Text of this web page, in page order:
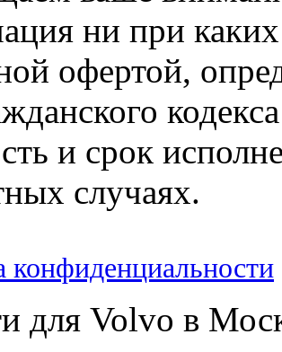
ни при каких
офертой,
и срок
случаях.
конфиденциальности
для Volvo в